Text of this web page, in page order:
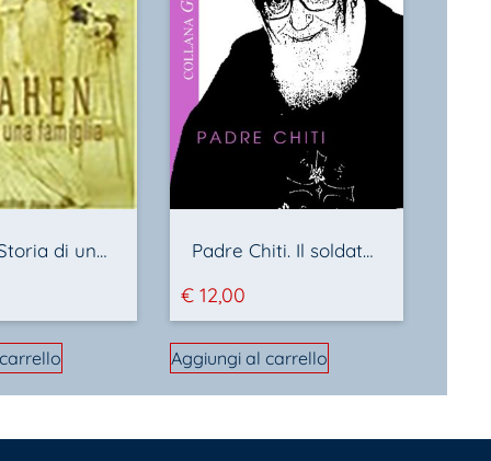
I Cahen Storia di una famiglia di Alessio Mancini Padre Chiti. Il soldato di Dio
€ 12,00
Aggiungi al carrello